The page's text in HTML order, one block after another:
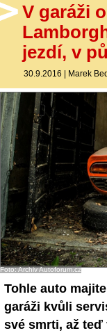
V garáži
jezdí, v
30.9.2016 | Marek
Foto: Archiv Autoforum.cz
Tohle auto
garáži kvůli
své smrti, až teď